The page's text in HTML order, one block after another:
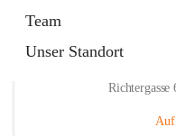
Team
Unser Standort
Auf